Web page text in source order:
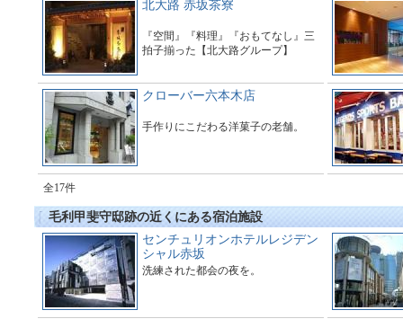
北大路 赤坂茶寮
『空間』『料理』『おもてなし』三
拍子揃った【北大路グループ】
クローバー六本木店
手作りにこだわる洋菓子の老舗。
全17件
毛利甲斐守邸跡の近くにある宿泊施設
センチュリオンホテルレジデン
シャル赤坂
洗練された都会の夜を。